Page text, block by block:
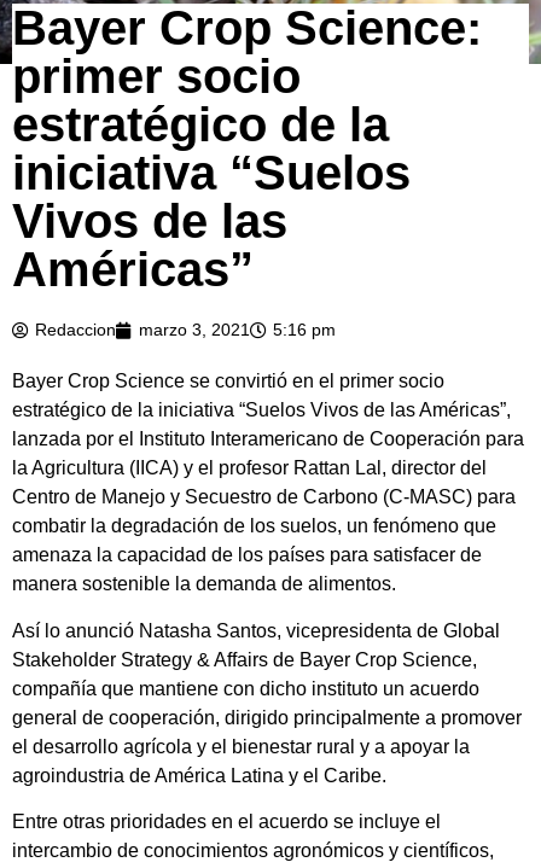
Bayer Crop Science:
primer socio
estratégico de la
iniciativa “Suelos
Vivos de las
Américas”
Redaccion marzo 3, 2021 5:16 pm
Bayer Crop Science se convirtió en el primer socio
estratégico de la iniciativa “Suelos Vivos de las Américas”,
lanzada por el Instituto Interamericano de Cooperación para
la Agricultura (IICA) y el profesor Rattan Lal, director del
Centro de Manejo y Secuestro de Carbono (C-MASC) para
combatir la degradación de los suelos, un fenómeno que
amenaza la capacidad de los países para satisfacer de
manera sostenible la demanda de alimentos.
Así lo anunció Natasha Santos, vicepresidenta de Global
Stakeholder Strategy & Affairs de Bayer Crop Science,
compañía que mantiene con dicho instituto un acuerdo
general de cooperación, dirigido principalmente a promover
el desarrollo agrícola y el bienestar rural y a apoyar la
agroindustria de América Latina y el Caribe.
Entre otras prioridades en el acuerdo se incluye el
intercambio de conocimientos agronómicos y científicos,